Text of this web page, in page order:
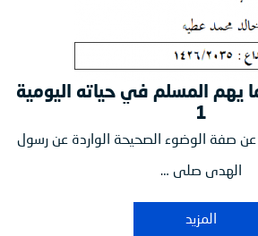
يهم المسلم في حياته اليومية
1
عن صفة الوضوء الصحيحة الواردة عن رسول
الهدى صلى …
المزيد